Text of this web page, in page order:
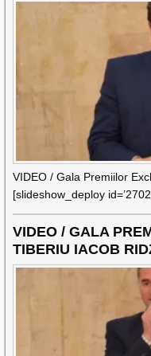
VIDEO / Gala Premiilor
[slideshow_deploy
VIDEO / GALA
TIBERIU IACOB